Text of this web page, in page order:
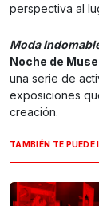
perspectiva al
Moda
Noche de
una serie de
exposiciones
creación.
TAMBIÉN TE PUEDE